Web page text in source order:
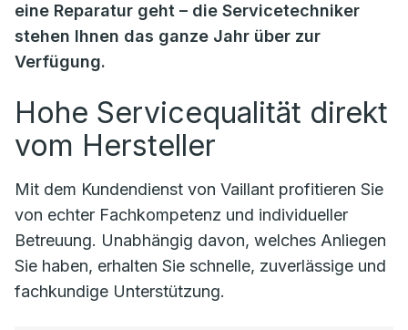
eine Reparatur geht – die Servicetechniker
stehen Ihnen das ganze Jahr über zur
Verfügung.
Hohe Servicequalität direkt
vom Hersteller
Mit dem Kundendienst von Vaillant profitieren Sie
von echter Fachkompetenz und individueller
Betreuung. Unabhängig davon, welches Anliegen
Sie haben, erhalten Sie schnelle, zuverlässige und
fachkundige Unterstützung.